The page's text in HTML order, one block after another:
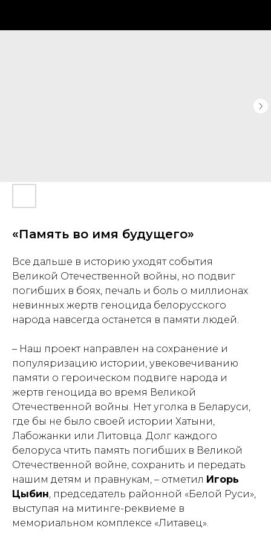
«Память во имя будущего»
Все дальше в историю уходят события
Великой Отечественной войны, но подвиг
погибших в боях, печаль и боль о миллионах
невинных жертв геноцида белорусского
народа навсегда останется в памяти людей.
– Наш проект направлен на сохранение и
популяризацию истории, увековечиванию
памяти о героическом подвиге народа и
жертв геноцида во время Великой
Отечественной войны. Нет уголка в Беларуси,
где бы не было своей истории Хатыни,
Лабожанки или Литовца. Долг каждого
белоруса чтить память погибших в Великой
Отечественной войне, сохранить и передать
нашим детям и правнукам, – отметил Игорь
Цыбин, председатель районной «Белой Руси»,
выступая на митинге-реквиеме в
мемориальном комплексе «Литавец».